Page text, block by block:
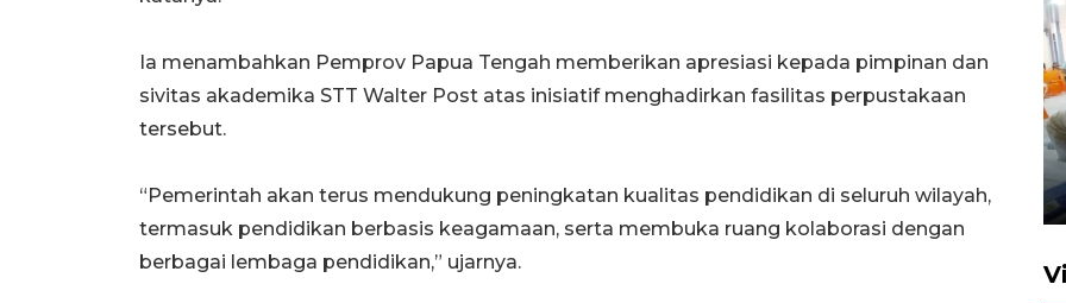
Ia menambahkan Pemprov Papua Tengah memberikan apresiasi kepada pimpinan dan
sivitas akademika STT Walter Post atas inisiatif menghadirkan fasilitas perpustakaan
tersebut.
“Pemerintah akan terus mendukung peningkatan kualitas pendidikan di seluruh wilayah,
termasuk pendidikan berbasis keagamaan, serta membuka ruang kolaborasi dengan
berbagai lembaga pendidikan,” ujarnya.
8 Januari 2026 20:19